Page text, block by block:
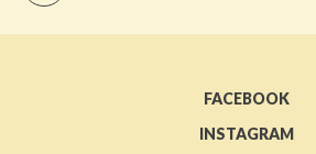
FACEBOOK
INSTAGRAM